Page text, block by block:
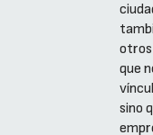
otros
que
sino